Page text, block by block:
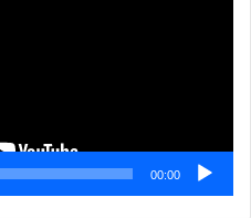
00:00